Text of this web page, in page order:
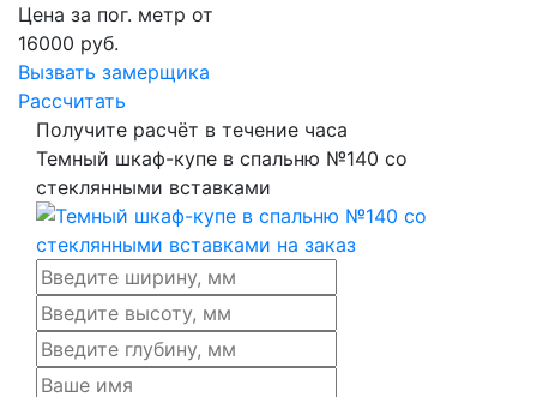
Цена за пог. метр от
16000 руб.
Вызвать замерщика
Рассчитать
Получите расчёт в течение часа
Темный шкаф-купе в спальню №140 со
стеклянными вставками